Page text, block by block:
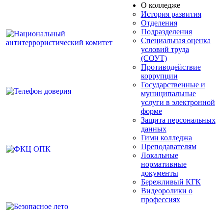
О колледже
История развития
Отделения
Подразделения
Специальная оценка
условий труда
(СОУТ)
Противодействие
коррупции
Государственные и
муниципальные
услуги в электронной
форме
Защита персональных
данных
Гимн колледжа
Преподавателям
Локальные
нормативные
документы
Бережливый КГК
Видеоролики о
профессиях